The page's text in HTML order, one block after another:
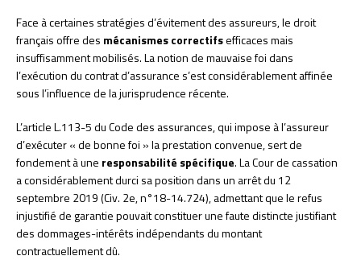
Face à certaines stratégies d’évitement des assureurs, le droit
français offre des mécanismes correctifsefficaces mais
insuffisamment mobilisés. La notion de mauvaise foi dans
l’exécution du contrat d’assurance s’est considérablement affinée
sous l’influence de la jurisprudence récente.
L’article L.113-5 du Code des assurances, qui impose à l’assureur
d’exécuter « de bonne foi » la prestation convenue, sert de
fondement à une responsabilité spécifique. La Cour de cassation
a considérablement durci sa position dans un arrêt du 12
septembre 2019 (Civ. 2e, n°18-14.724), admettant que le refus
injustifié de garantie pouvait constituer une faute distincte justifiant
des dommages-intérêts indépendants du montant
contractuellement dû.